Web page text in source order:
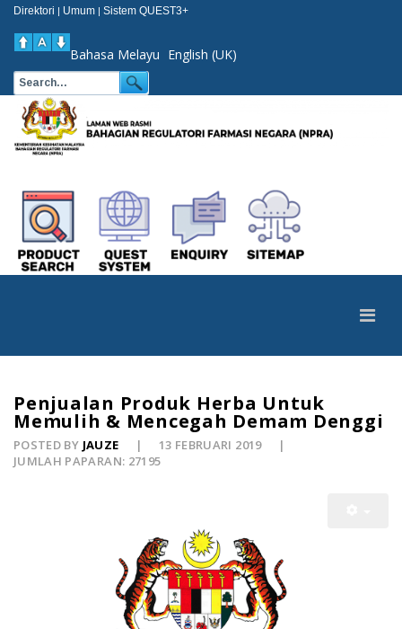
Direktori | Umum | Sistem QUEST3+
Bahasa Melayu English (UK)
Penjualan Produk Herba Untuk
Memulih & Mencegah Demam Denggi
POSTED BY JAUZE
13 FEBRUARI 2019
JUMLAH PAPARAN: 27195